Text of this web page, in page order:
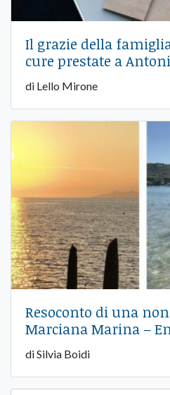
Il grazie della
cure prestate a
di Lello Mirone
Resoconto di una
Marciana Marina –
di Silvia Boidi